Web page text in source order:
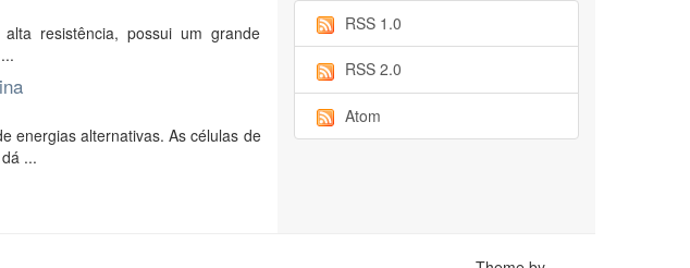
resistência, possui um grande
energias alternativas. As células de
...
RSS 1.0
RSS 2.0
Atom